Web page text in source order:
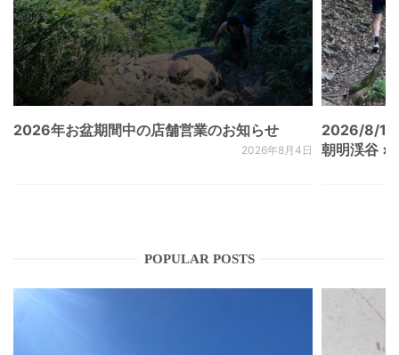
2026年お盆期間中の店舗営業のお知らせ
2026年8月4日
2026/8/
朝明渓谷 ×
POPULAR POSTS